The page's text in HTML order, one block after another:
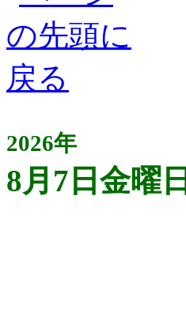
2026年
8月7日金曜日